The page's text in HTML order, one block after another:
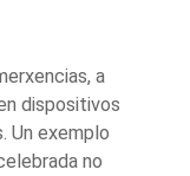
a
dispositivos
Un exemplo
no